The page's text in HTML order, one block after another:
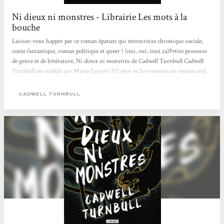
Ni dieux ni monstres - Librairie Les mots à la
bouche
Laissez-vous happer par ce roman épatant qui entrecroise chronique sociale,
conte fantastique, roman politique et queer ! (oui, oui, tout ça)Petite prouesse
de genre et de littérature, Ni dieux ni monstres de Cadwell Turnbull Cadwell
Turnbull est traduit par Marie Surgers.S'il peut se lire comme un roman seul,
CADWELL TURNBULL